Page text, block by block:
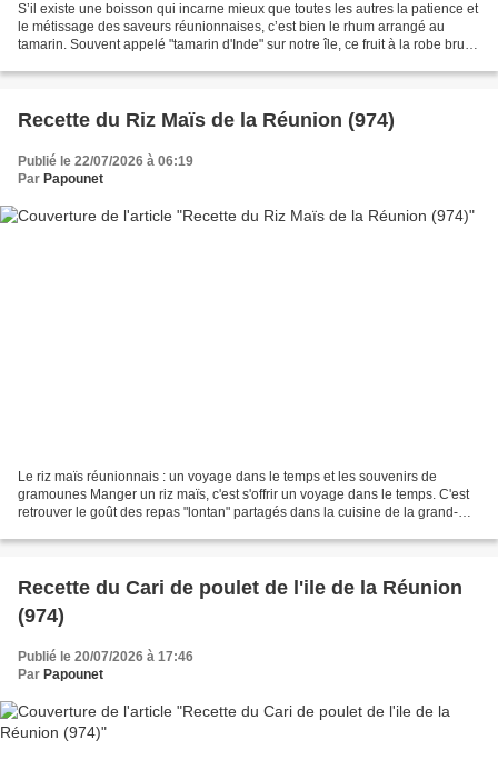
S’il existe une boisson qui incarne mieux que toutes les autres la patience et
le métissage des saveurs réunionnaises, c’est bien le rhum arrangé au
tamarin. Souvent appelé "tamarin d'Inde" sur notre île, ce fruit à la robe brune
Recette du Riz Maïs de la Réunion (974)
Publié le 22/07/2026 à 06:19
Par Papounet
Le riz maïs réunionnais : un voyage dans le temps et les souvenirs de
gramounes Manger un riz maïs, c'est s'offrir un voyage dans le temps. C'est
retrouver le goût des repas "lontan" partagés dans la cuisine de la grand-
Recette du Cari de poulet de l'ile de la Réunion
(974)
Publié le 20/07/2026 à 17:46
Par Papounet